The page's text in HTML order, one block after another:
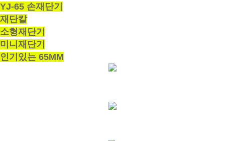
YJ-65 손재단기
재단칼
소형재단기
미니재단기
인기있는 65MM